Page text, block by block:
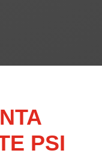
PSI